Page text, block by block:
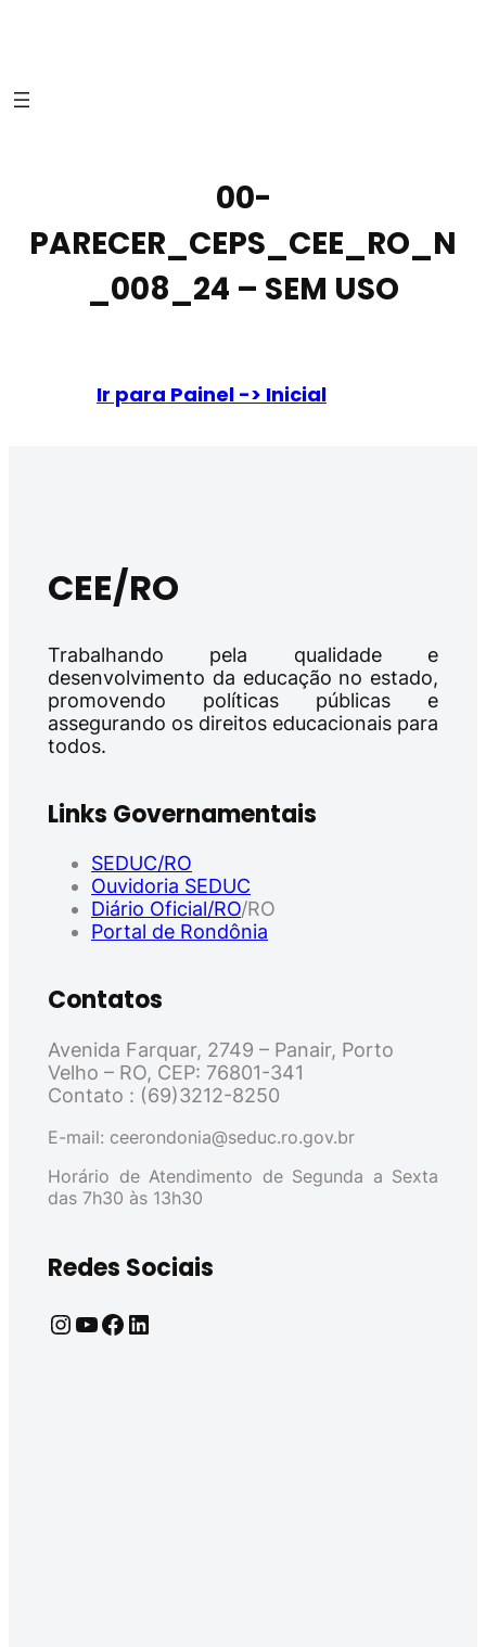
00-
PARECER_CEPS_CEE_RO_N
_008_24 – SEM USO
Ir para Painel -> Inicial
CEE/RO
Trabalhando pela qualidade e
desenvolvimento da educação no estado,
promovendo políticas públicas e
assegurando os direitos educacionais para
todos.
Links Governamentais
SEDUC/RO
Ouvidoria SEDUC
Diário Oficial/RO/RO
Portal de Rondônia
Contatos
Avenida Farquar, 2749 – Panair, Porto
Velho – RO, CEP: 76801-341
Contato : (69)3212-8250
E-mail: ceerondonia@seduc.ro.gov.br
Horário de Atendimento de Segunda a Sexta
das 7h30 às 13h30
Redes Sociais